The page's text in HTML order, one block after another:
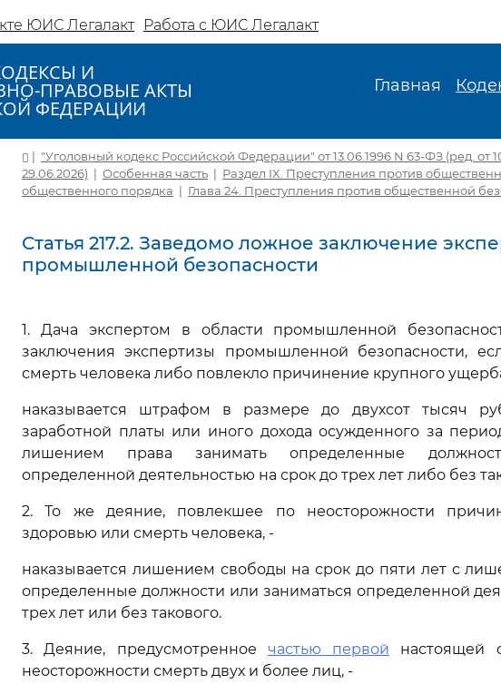
ЮИС Легалакт Работа с ЮИС Легалакт
И
ПРАВОВЫЕ АКТЫ
ФЕДЕРАЦИИ
Главная
| "Уголовный кодекс Российской Федерации" от 13.06.1996 N 63-ФЗ (ред. от
29.06.2026) | Особенная часть | Раздел IX. Преступления против
общественного порядка | Глава 24. Преступления против общественной
Статья 217.2. Заведомо ложное заключение
промышленной безопасности
1. Дача экспертом в области промышленной
заключения экспертизы промышленной безопасности,
смерть человека либо повлекло причинение крупного
наказывается штрафом в размере до двухсот тысяч
заработной платы или иного дохода осужденного за
лишением права занимать определенные
определенной деятельностью на срок до трех лет либо без
2. То же деяние, повлекшее по неосторожности
здоровью или смерть человека, -
наказывается лишением свободы на срок до пяти лет с
определенные должности или заниматься определенной
трех лет или без такового.
3. Деяние, предусмотренное частью первой настоящей
неосторожности смерть двух и более лиц, -